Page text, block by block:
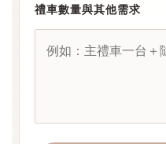
禮車數量與其他需求